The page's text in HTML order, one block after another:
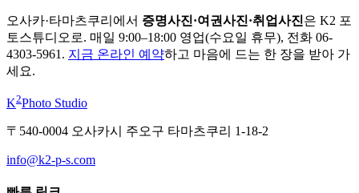
오사카·타마츠쿠리에서 증명사진·여권사진·취업사진은 K2 포
토스튜디오로. 매일 9:00–18:00 영업(수요일 휴무), 전화 06-
4303-5961. 지금 온라인 예약하고 마음에 드는 한 장을 받아 가
세요.
K2Photo Studio
〒540-0004 오사카시 주오구 타마츠쿠리 1-18-2
info@k2-p-s.com